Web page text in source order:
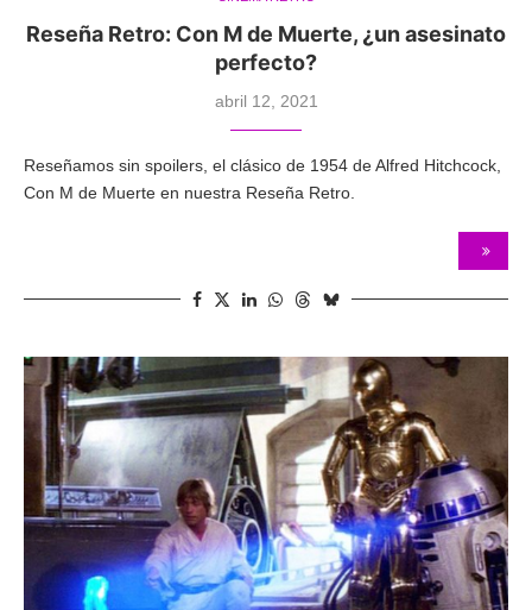
Reseña Retro: Con M de Muerte, ¿un asesinato
perfecto?
abril 12, 2021
Reseñamos sin spoilers, el clásico de 1954 de Alfred Hitchcock,
Con M de Muerte en nuestra Reseña Retro.